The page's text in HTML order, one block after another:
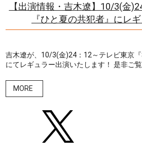
【出演情報・吉木遼】10/3(金
『ひと夏の共犯者』にレ
吉木遼が、10/3(金)24：12～テレビ東京
にてレギュラー出演いたします！ 是非ご
MORE